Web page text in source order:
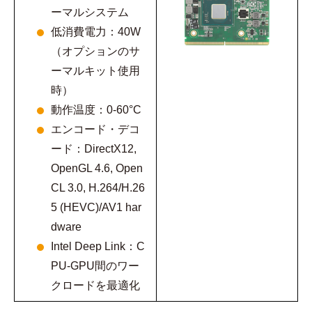
ーマルシステム
低消費電力：40W
（オプションのサ
ーマルキット使用
時）
動作温度：0-60°C
エンコード・デコ
ード：DirectX12,
OpenGL 4.6, Open
CL 3.0, H.264/H.26
5 (HEVC)/AV1 har
dware
Intel Deep Link：C
PU-GPU間のワー
クロードを最適化